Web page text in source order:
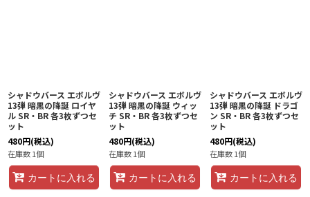
シャドウバース エボルヴ
13弾 暗黒の降誕 ロイヤ
ル SR・BR 各3枚ずつセ
ット
480円(税込)
在庫数 1個
カートに入れる
シャドウバース エボルヴ
13弾 暗黒の降誕 ウィッ
チ SR・BR 各3枚ずつセ
ット
480円(税込)
在庫数 1個
カートに入れる
シャドウバース エボルヴ
13弾 暗黒の降誕 ドラゴ
ン SR・BR 各3枚ずつセ
ット
480円(税込)
在庫数 1個
カートに入れる